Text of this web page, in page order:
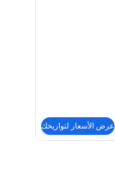
عرض الأسعار لتواريخك